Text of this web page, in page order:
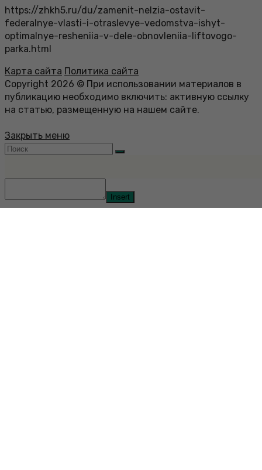
https://zhkh5.ru/du/zamenit-nelzia-ostavit-
federalnye-vlasti-i-otraslevye-vedomstva-ishyt-
optimalnye-resheniia-v-dele-obnovleniia-liftovogo-
parka.html
Карта сайта Политика сайта
Copyright 2026 © При использовании материалов в
публикацию необходимо включить: активную ссылку
на статью, размещенную на нашем сайте.
Закрыть меню
Insert